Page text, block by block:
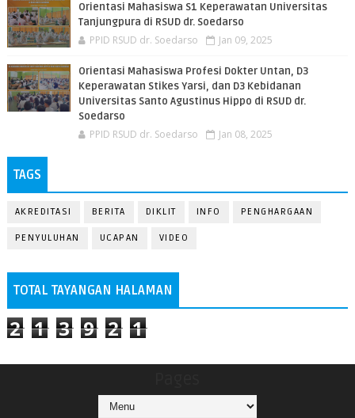
Orientasi Mahasiswa S1 Keperawatan Universitas
Tanjungpura di RSUD dr. Soedarso
PPID RSUD dr. Soedarso Jan 09, 2025
Orientasi Mahasiswa Profesi Dokter Untan, D3
Keperawatan Stikes Yarsi, dan D3 Kebidanan
Universitas Santo Agustinus Hippo di RSUD dr.
Soedarso
PPID RSUD dr. Soedarso Jan 08, 2025
TAGS
AKREDITASI BERITA DIKLIT INFO PENGHARGAAN
PENYULUHAN UCAPAN VIDEO
TOTAL TAYANGAN HALAMAN
2 1 3 9 2 1